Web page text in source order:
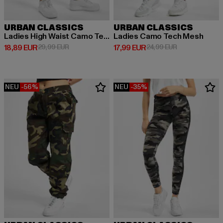
URBAN CLASSICS
Ladies High Waist Camo Tech Cycle
18,89 EUR
Derzeitiger Preis: 18,89 EUR
29,99 EURAktionspreis: 29,99 EUR
URBAN CLASSICS
Ladies Camo Tech Mesh
17,99 EUR
Derzeitiger Preis: 17,99 EUR
24,99 EURAktionspreis:
NEU -56% NEU -35%